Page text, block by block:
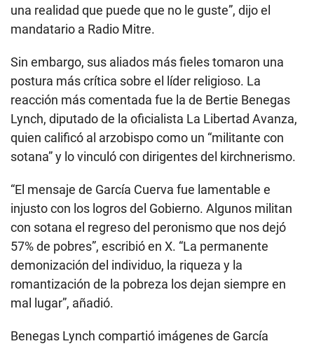
una realidad que puede que no le guste”, dijo el
mandatario a Radio Mitre.
Sin embargo, sus aliados más fieles tomaron una
postura más crítica sobre el líder religioso. La
reacción más comentada fue la de Bertie Benegas
Lynch, diputado de la oficialista La Libertad Avanza,
quien calificó al arzobispo como un “militante con
sotana” y lo vinculó con dirigentes del kirchnerismo.
“El mensaje de García Cuerva fue lamentable e
injusto con los logros del Gobierno. Algunos militan
con sotana el regreso del peronismo que nos dejó
57% de pobres”, escribió en X. “La permanente
demonización del individuo, la riqueza y la
romantización de la pobreza los dejan siempre en
mal lugar”, añadió.
Benegas Lynch compartió imágenes de García